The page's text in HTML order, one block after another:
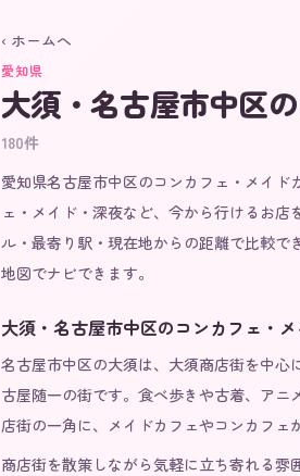
‹ ホームへ
愛知県
大須・名古屋市中区
180件
愛知県名古屋市中区のコンカフェ・メイド
ェ・メイド・深夜など、今から行けるお店
ル・最寄り駅・現在地からの距離で比較で
地図でナビできます。
大須・名古屋市中区のコンカフェ・
名古屋市中区の大須は、大須商店街を中心
古屋随一の街です。食べ歩きや古着、アニ
店街の一角に、メイドカフェやコンカフェ
商店街を散策しながら気軽に立ち寄れる雰